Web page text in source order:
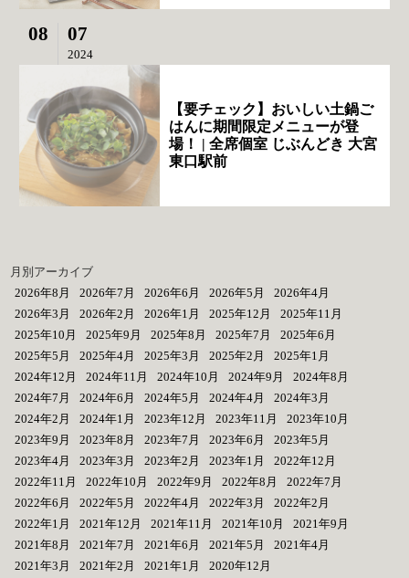
08 07
2024
【要チェック】おいしい土鍋ご
はんに期間限定メニューが登
場！ | 全席個室 じぶんどき 大宮
東口駅前
月別アーカイブ
2026年8月
2026年7月 2026年6月 2026年5月
2026年4月
2026年3月
2026年2月 2026年1月 2025年12月
2025年11月
2025年10月
2025年9月 2025年8月 2025年7月
2025年6月
2025年5月
2025年4月 2025年3月 2025年2月
2025年1月
2024年12月
2024年11月 2024年10月 2024年9月
2024年8月
2024年7月
2024年6月 2024年5月 2024年4月
2024年3月
2024年2月
2024年1月 2023年12月 2023年11月
2023年10月
2023年9月
2023年8月 2023年7月 2023年6月
2023年5月
2023年4月
2023年3月 2023年2月 2023年1月
2022年12月
2022年11月
2022年10月 2022年9月 2022年8月
2022年7月
2022年6月
2022年5月 2022年4月 2022年3月
2022年2月
2022年1月
2021年12月 2021年11月 2021年10月
2021年9月
2021年8月
2021年7月 2021年6月 2021年5月
2021年4月
2021年3月
2021年2月 2021年1月 2020年12月